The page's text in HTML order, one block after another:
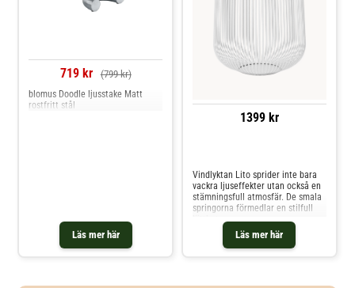
719 kr (799 kr)
Läs mer här
blomus Doodle ljusstake Matt
rostfritt stål
1399 kr
Läs mer här
Vindlyktan Lito sprider inte bara
vackra ljuseffekter utan också en
stämningsfull atmosfär. De smala
springorna förmedlar en stilfull